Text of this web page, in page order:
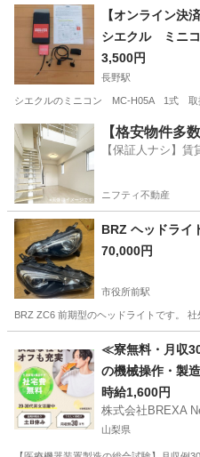
長野 長野市 メンテナンス用品
【オンライン決
シエクル ミニ
3,500円
長野駅
シエクルのミニコン MC-H05A 1式 取
長野 長野市 長野駅 その他
【格安物件多
【保証人ナシ】賃
ニフティ不動産
BRZ ヘッドラ
70,000円
市役所前駅
BRZ ZC6 前期型のヘッドライトです。
市役所前駅 外
≪寮無料・月収
の機械操作・製
時給1,600円
株式会社BREXA
山梨県